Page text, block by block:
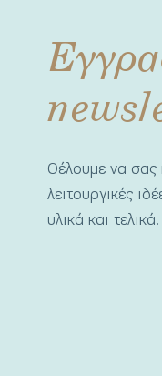
Θέλουμε να σας
λειτουργικές
υλικά και τελικά.